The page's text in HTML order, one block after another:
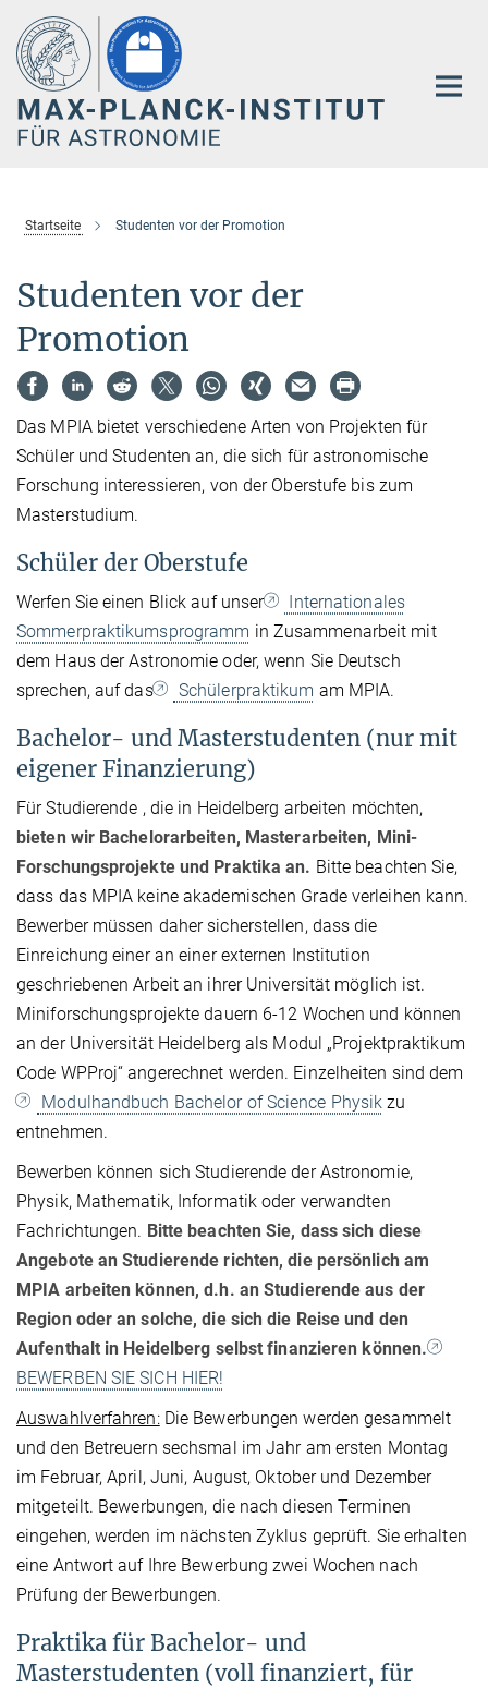
Hauptinhalt
Startseite Studenten vor der Promotion
Studenten vor der
Promotion
Das MPIA bietet verschiedene Arten von Projekten für
Schüler und Studenten an, die sich für astronomische
Forschung interessieren, von der Oberstufe bis zum
Masterstudium.
Schüler der Oberstufe
Werfen Sie einen Blick auf unser
Internationales
Sommerpraktikumsprogramm in Zusammenarbeit mit
dem Haus der Astronomie oder, wenn Sie Deutsch
sprechen, auf das
Schülerpraktikum am MPIA.
Bachelor- und Masterstudenten (nur mit
eigener Finanzierung)
Für Studierende , die in Heidelberg arbeiten möchten,
bieten wir Bachelorarbeiten, Masterarbeiten, Mini-
Forschungsprojekte und Praktika an. Bitte beachten Sie,
dass das MPIA keine akademischen Grade verleihen kann.
Bewerber müssen daher sicherstellen, dass die
Einreichung einer an einer externen Institution
geschriebenen Arbeit an ihrer Universität möglich ist.
Miniforschungsprojekte dauern 6-12 Wochen und können
an der Universität Heidelberg als Modul „Projektpraktikum
Code WPProj“ angerechnet werden. Einzelheiten sind dem
Modulhandbuch Bachelor of Science Physik zu
entnehmen.
Bewerben können sich Studierende der Astronomie,
Physik, Mathematik, Informatik oder verwandten
Fachrichtungen. Bitte beachten Sie, dass sich diese
Angebote an Studierende richten, die persönlich am
MPIA arbeiten können, d.h. an Studierende aus der
Region oder an solche, die sich die Reise und den
Aufenthalt in Heidelberg selbst finanzieren können.
BEWERBEN SIE SICH HIER!
Auswahlverfahren:Die Bewerbungen werden gesammelt
und den Betreuern sechsmal im Jahr am ersten Montag
im Februar, April, Juni, August, Oktober und Dezember
mitgeteilt. Bewerbungen, die nach diesen Terminen
eingehen, werden im nächsten Zyklus geprüft. Sie erhalten
eine Antwort auf Ihre Bewerbung zwei Wochen nach
Prüfung der Bewerbungen.
Praktika für Bachelor- und
Masterstudenten (voll finanziert, für